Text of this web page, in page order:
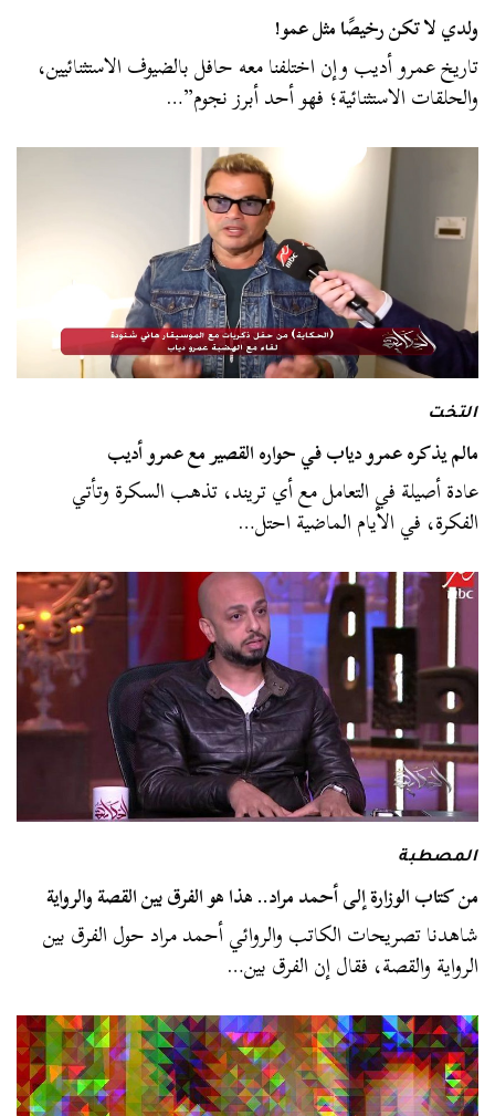
ولدي لا تكن رخيصًا مثل عمو!
تاريخ عمرو أديب وإن اختلفنا معه حافل بالضيوف الاستثنائيين،
والحلقات الاستثنائية؛ فهو أحد أبرز نجوم”…
التخت
مالم يذكره عمرو دياب في حواره القصير مع عمرو أديب
عادة أصيلة في التعامل مع أي تريند، تذهب السكرة وتأتي
الفكرة، في الأيام الماضية احتل…
المصطبة
من كتاب الوزارة إلى أحمد مراد.. هذا هو الفرق بين القصة والرواية
شاهدنا تصريحات الكاتب والروائي أحمد مراد حول الفرق بين
الرواية والقصة، فقال إن الفرق بين…